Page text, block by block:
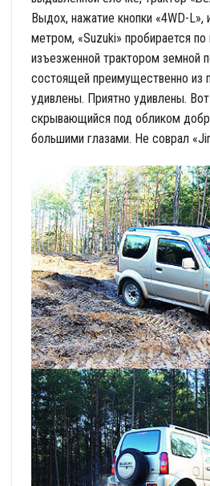
Выдох, нажатие кнопки «4WD-L»,
метром, «Suzuki» пробирается по
изъезженной трактором земной
состоящей преимущественно из
удивлены. Приятно удивлены. Вот
скрывающийся под обликом
большими глазами. Не соврал